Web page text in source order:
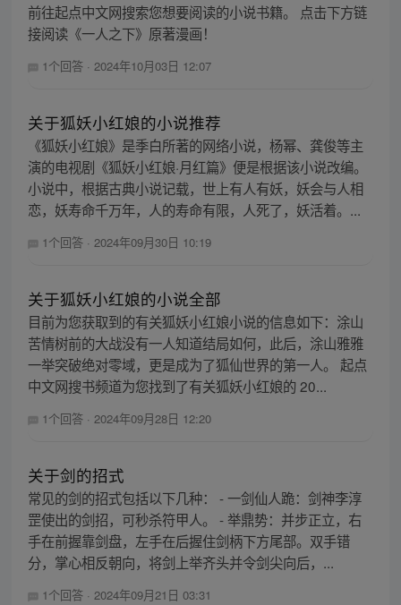
前往起点中文网搜索您想要阅读的小说书籍。 点击下方链
接阅读《一人之下》原著漫画！
1个回答 · 2024年10月03日 12:07
关于狐妖小红娘的小说推荐
《狐妖小红娘》是季白所著的网络小说，杨幂、龚俊等主
演的电视剧《狐妖小红娘·月红篇》便是根据该小说改编。
小说中，根据古典小说记载，世上有人有妖，妖会与人相
恋，妖寿命千万年，人的寿命有限，人死了，妖活着。...
1个回答 · 2024年09月30日 10:19
关于狐妖小红娘的小说全部
目前为您获取到的有关狐妖小红娘小说的信息如下：涂山
苦情树前的大战没有一人知道结局如何，此后，涂山雅雅
一举突破绝对零域，更是成为了狐仙世界的第一人。 起点
中文网搜书频道为您找到了有关狐妖小红娘的 20...
1个回答 · 2024年09月28日 12:20
关于剑的招式
常见的剑的招式包括以下几种： - 一剑仙人跪：剑神李淳
罡使出的剑招，可秒杀符甲人。 - 举鼎势：并步正立，右
手在前握靠剑盘，左手在后握住剑柄下方尾部。双手错
分，掌心相反朝向，将剑上举齐头并令剑尖向后，...
1个回答 · 2024年09月21日 03:31